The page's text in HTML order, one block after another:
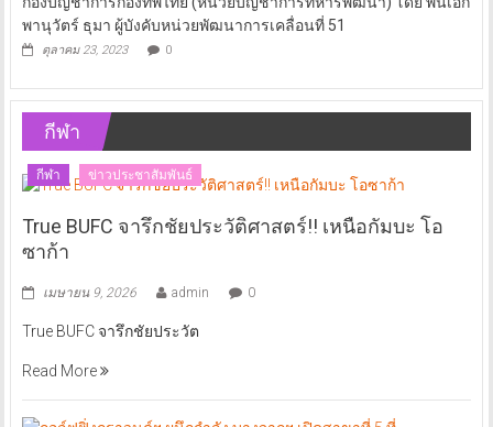
พานุวัตร์ ธุมา ผู้บังคับหน่วยพัฒนาการเคลื่อนที่ 51
ตุลาคม 23, 2023 0
กีฬา
กีฬา ข่าวประชาสัมพันธ์
True BUFC จารึกชัยประวัติศาสตร์!! เหนือกัมบะ โอ
ซาก้า
เมษายน 9, 2026 admin 0
True BUFC จารึกชัยประวัต
Read More